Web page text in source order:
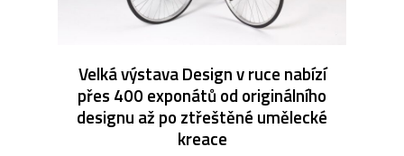
Velká výstava Design v ruce nabízí
přes 400 exponátů od originálního
designu až po ztřeštěné umělecké
kreace